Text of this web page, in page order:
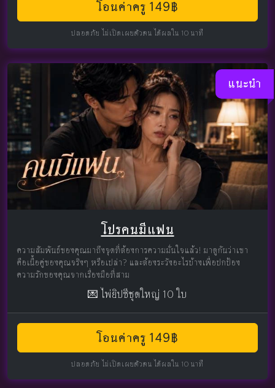
โอนค่าครู 149฿
ปลอดภัย ไม่เปิดเผยตัวตน ได้ผลใน 10 นาที
แนะนำ
โปรคนมีแฟน
ความสัมพันธ์ของคุณมาถึงจุดที่ต้องการความมั่นใจแล้ว! มาดูกันว่าเขา
คือเนื้อคู่ของคุณจริงๆ หรือเปล่า? และต้องระวังอะไรบ้างเพื่อปกป้อง
ความรักของคุณจากเรื่องมือที่สาม
💌 ไพ่ยิปซีชุดใหญ่ 10 ใบ
โอนค่าครู 149฿
ปลอดภัย ไม่เปิดเผยตัวตน ได้ผลใน 10 นาที